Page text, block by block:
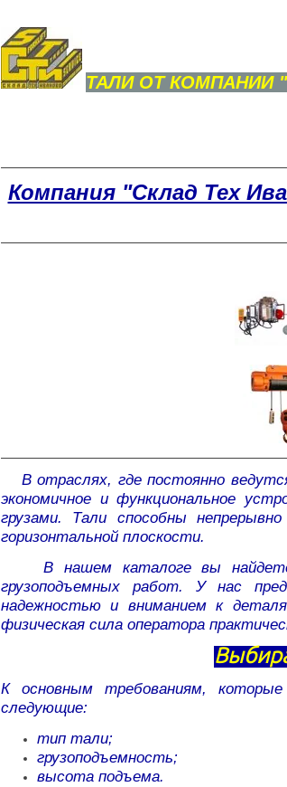
ТАЛИ ОТ КОМПАНИИ
Компания "Склад Тех
В отраслях, где постоянно
экономичное и функциональное
грузами. Тали способны
горизонтальной плоскости.
В нашем каталоге вы найдете
грузоподъемных работ. У нас
надежностью и вниманием к
физическая сила оператора
К основным требованиям,
следующие:
тип тали;
грузоподъемность;
высота подъема.